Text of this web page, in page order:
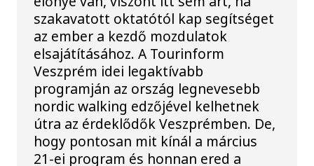
szakavatott oktatótól kap segítséget
az ember a kezdő mozdulatok
elsajátításához. A Tourinform
Veszprém idei legaktívabb
programján az ország legnevesebb
nordic walking edzőjével kelhetnek
útra az érdeklődők Veszprémben. De,
hogy pontosan mit kínál a március
21-ei program és honnan ered a